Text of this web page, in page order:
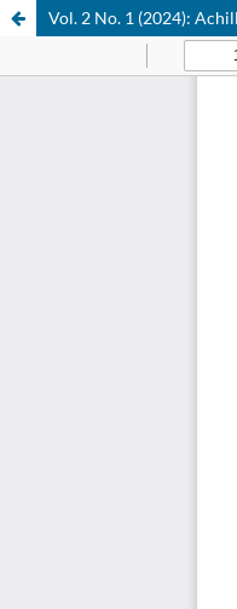
Vol. 2 No. 1 (2024):